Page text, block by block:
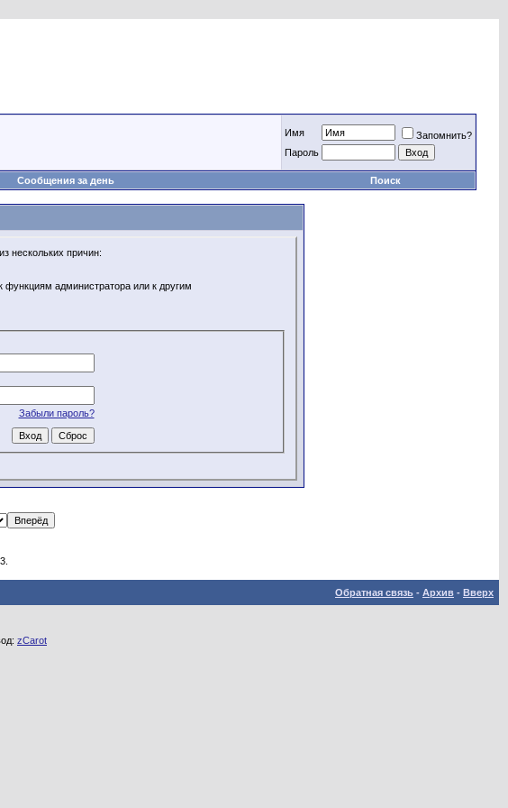
Имя
Запомнить?
Пароль
Сообщения за день Поиск
нескольких причин:
функциям администратора или к другим
Забыли пароль?
Обратная связь - Архив - Вверх
zCarot